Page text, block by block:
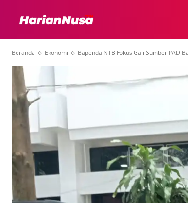
Beranda Ekonomi Bapenda NTB Fokus Gali Sumber PAD